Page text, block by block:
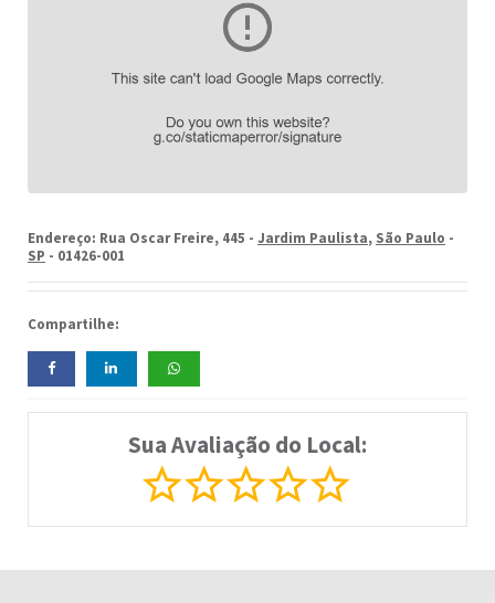
Endereço: Rua Oscar Freire, 445 - Jardim Paulista, São Paulo -
SP - 01426-001
Compartilhe:
Sua Avaliação do Local: